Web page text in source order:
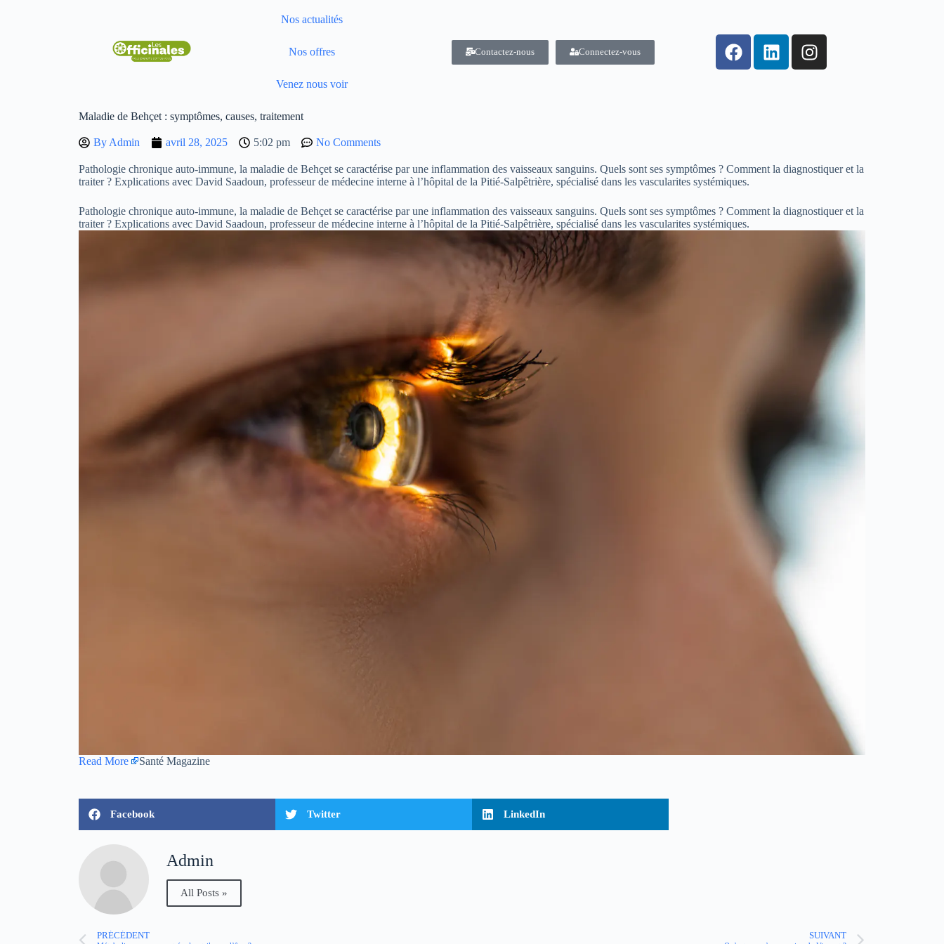
Nos actualités
Nos offres
Venez nous voir
Contactez-nous Connectez-vous
Maladie de Behçet : symptômes, causes, traitement
By Admin avril 28, 2025 5:02 pm No Comments
Pathologie chronique auto-immune, la maladie de Behçet se caractérise par une inflammation des vaisseaux sanguins. Quels sont ses symptômes ? Comment la diagnostiquer et la
traiter ? Explications avec David Saadoun, professeur de médecine interne à l’hôpital de la Pitié-Salpêtrière, spécialisé dans les vascularites systémiques.
Pathologie chronique auto-immune, la maladie de Behçet se caractérise par une inflammation des vaisseaux sanguins. Quels sont ses symptômes ? Comment la diagnostiquer et la
traiter ? Explications avec David Saadoun, professeur de médecine interne à l’hôpital de la Pitié-Salpêtrière, spécialisé dans les vascularites systémiques.
Read More Santé Magazine
Facebook Twitter LinkedIn
Admin
All Posts »
PRÉCÉDENT SUIVANT